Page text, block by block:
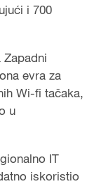
i 700
evra za
Wi-fi tačaka,
u
IT
iskoristio